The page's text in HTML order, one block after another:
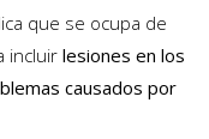
que se ocupa de
incluir lesiones en los
causados por